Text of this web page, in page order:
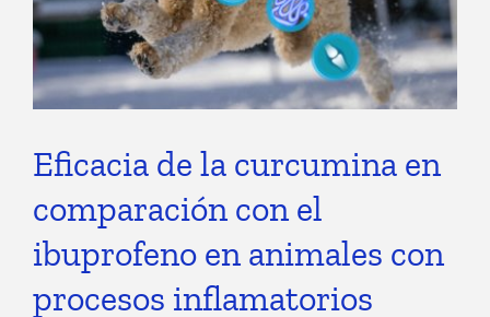
Eficacia de la curcumina en
comparación con el
ibuprofeno en animales con
procesos inflamatorios